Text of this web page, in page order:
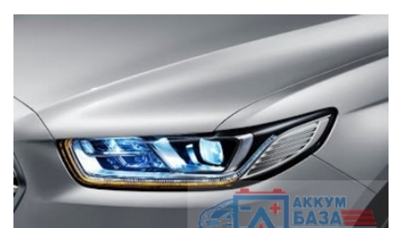
СТАТЬИ
КОНТАКТЫ